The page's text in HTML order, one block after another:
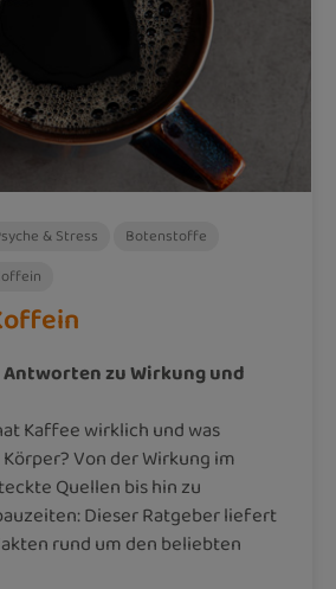
& Stress
Botenstoffe
zu Wirkung und
Kaffee wirklich und was
Von der Wirkung im
Quellen bis hin zu
Dieser Ratgeber liefert
rund um den beliebten